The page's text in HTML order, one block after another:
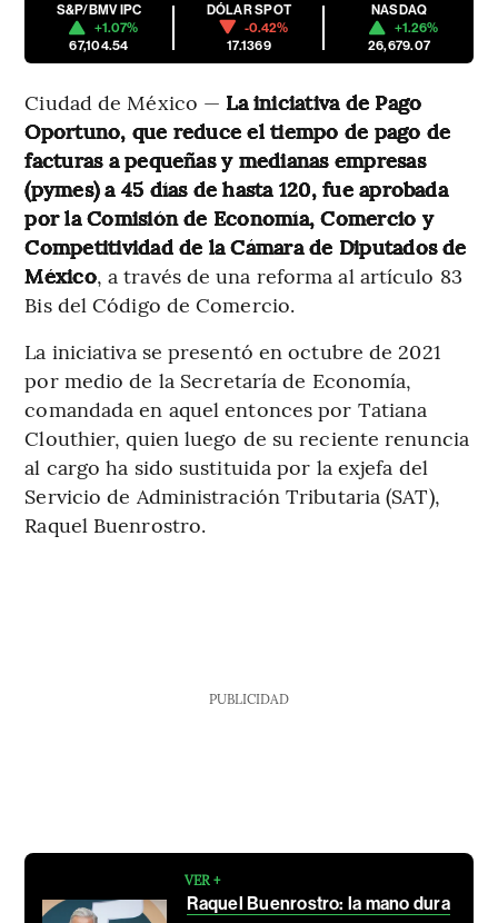
S&P/BMV IPC
+1.07%
67,104.54
DÓLAR SPOT
-0.42%
17.1369
NASDAQ
+1.26%
26,679.07
Ciudad de México — La iniciativa de Pago
Oportuno, que reduce el tiempo de pago de
facturas a pequeñas y medianas empresas
(pymes) a 45 días de hasta 120, fue aprobada
por la Comisión de Economía, Comercio y
Competitividad de la Cámara de Diputados de
México, a través de una reforma al artículo 83
Bis del Código de Comercio.
La iniciativa se presentó en octubre de 2021
por medio de la Secretaría de Economía,
comandada en aquel entonces por Tatiana
Clouthier, quien luego de su reciente renuncia
al cargo ha sido sustituida por la exjefa del
Servicio de Administración Tributaria (SAT),
Raquel Buenrostro.
PUBLICIDAD
VER +
Raquel Buenrostro: la mano dura